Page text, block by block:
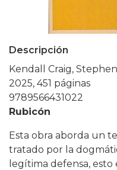
Descripción
Kendall Craig, Stephen
2025, 451 páginas
9789566431022
Rubicón
Esta obra aborda un
tratado por la
legítima defensa, esto